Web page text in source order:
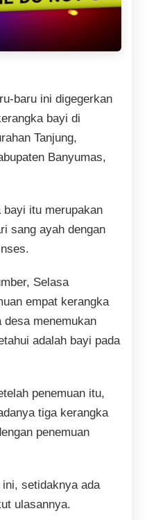
baru ini digegerkan
bayi di
Tanjung,
Banyumas,
itu merupakan
sang ayah dengan
Selasa
empat kerangka
desa menemukan
adalah bayi pada
penemuan itu,
tiga kerangka
penemuan
ini, setidaknya ada
ulasannya.